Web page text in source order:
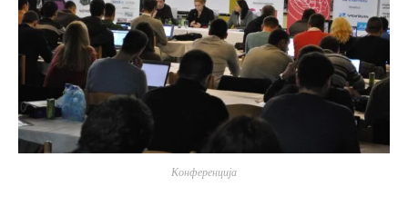
светлопис
законоправило
духовни отац
православље
забрањена историја
Конференција